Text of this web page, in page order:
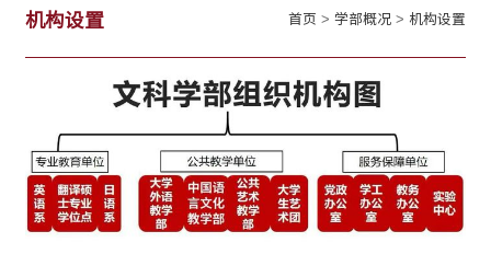
首页 > 学部概况 > 机构设置
机构设置